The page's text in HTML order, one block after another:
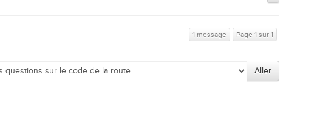
1 message Page 1 sur 1